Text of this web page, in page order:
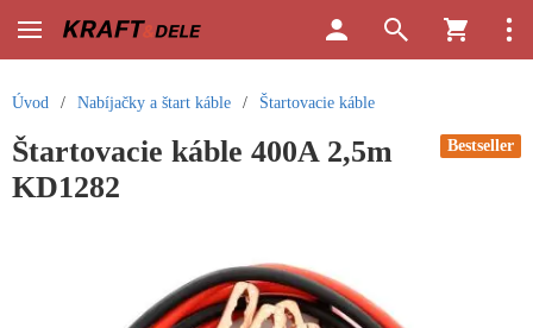
Úvod / Nabíjačky a štart káble / Štartovacie káble
Bestseller
Štartovacie káble 400A 2,5m
KD1282